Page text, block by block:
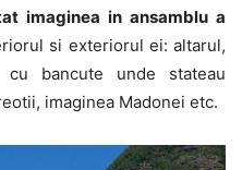
imaginea in ansamblu a
si exteriorul ei: altarul,
bancute unde stateau
imaginea Madonei etc.